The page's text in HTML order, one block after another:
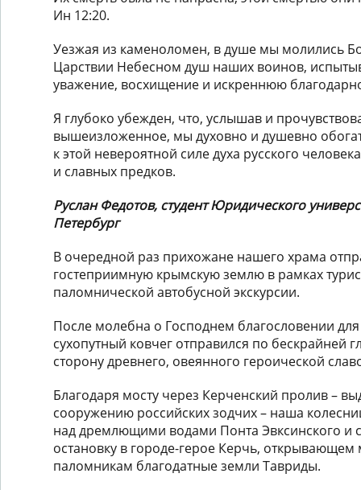
Ин 12:20.
Уезжая из каменоломен, в душе мы молились
Царствии Небесном душ наших воинов,
уважение, восхищение и искреннюю
Я глубоко убежден, что, услышав и
вышеизложенное, мы духовно и душевно
к этой невероятной силе духа русского
и славных предков.
Руслан Федотов, студент Юридического
Петербург
В очередной раз прихожане нашего храма
гостеприимную крымскую землю в рамках
паломнической автобусной экскурсии.
После молебна о Господнем благословении
сухопутный ковчег отправился по бескрайней
сторону древнего, овеянного героической
Благодаря мосту через Керченский пролив –
сооружению российских зодчих – наша
над дремлющими водами Понта Эвксинского и
остановку в городе-герое Керчь, открывающем
паломникам благодатные земли Тавриды.